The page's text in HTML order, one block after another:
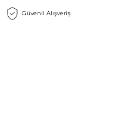
Güvenli Alışveriş